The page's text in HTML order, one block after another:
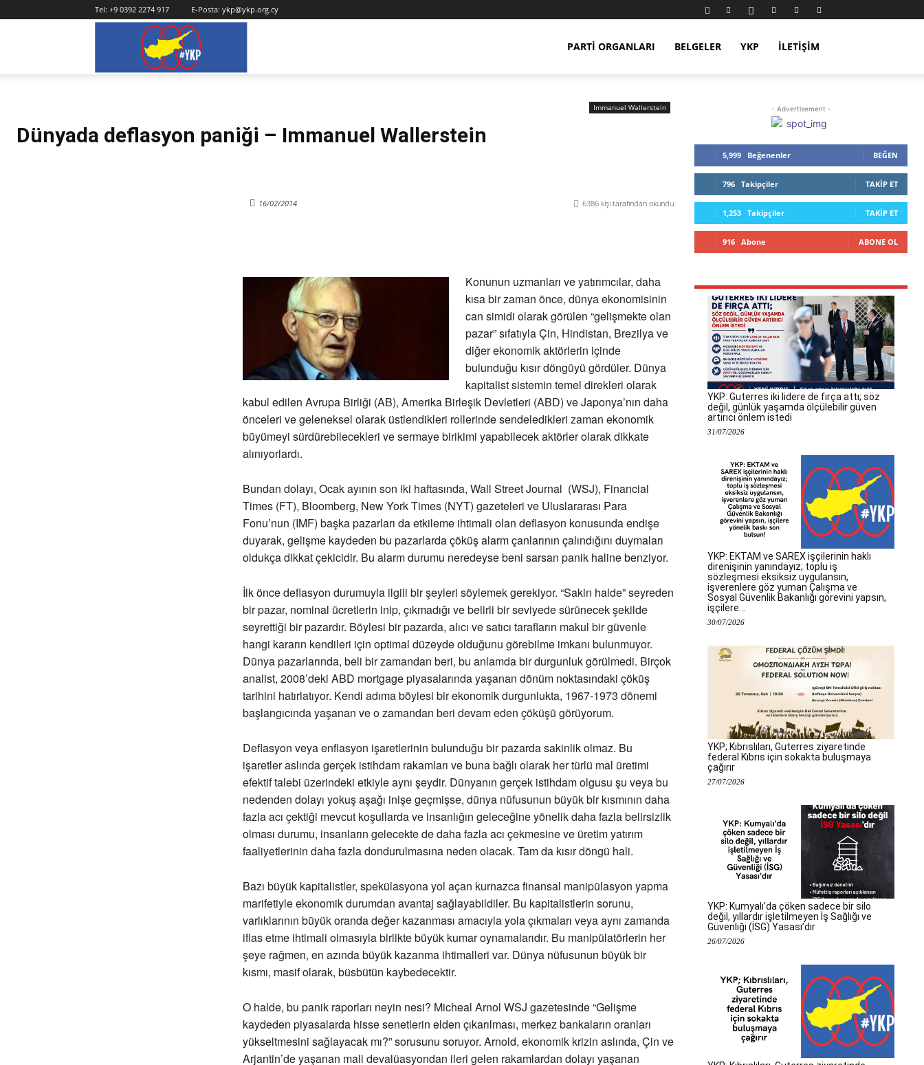
Tel: +9 0392 2274 917 E-Posta: ykp@ykp.org.cy
PARTI ORGANLARI BELGELER YKP İLETIŞIM
Immanuel Wallerstein
Dünyada deflasyon paniği – Immanuel Wallerstein
6386kişi tarafından okundu
16/02/2014
Konunun uzmanları ve yatırımcılar, daha
kısa bir zaman önce, dünya ekonomisinin
can simidi olarak görülen “gelişmekte olan
pazar” sıfatıyla Çin, Hindistan, Brezilya ve
diğer ekonomik aktörlerin içinde
bulunduğu kısır döngüyü gördüler. Dünya
kapitalist sistemin temel direkleri olarak
kabul edilen Avrupa Birliği (AB), Amerika Birleşik Devletleri (ABD) ve Japonya’nın daha
önceleri ve geleneksel olarak üstlendikleri rollerinde sendeledikleri zaman ekonomik
büyümeyi sürdürebilecekleri ve sermaye birikimi yapabilecek aktörler olarak dikkate
alınıyorlardı.
Bundan dolayı, Ocak ayının son iki haftasında, Wall Street Journal (WSJ), Financial
Times (FT), Bloomberg, New York Times (NYT) gazeteleri ve Uluslararası Para
Fonu’nun (IMF) başka pazarları da etkileme ihtimali olan deflasyon konusunda endişe
duyarak, gelişme kaydeden bu pazarlarda çöküş alarm çanlarının çalındığını duymaları
oldukça dikkat çekicidir. Bu alarm durumu neredeyse beni sarsan panik haline benziyor.
İlk önce deflasyon durumuyla ilgili bir şeyleri söylemek gerekiyor. “Sakin halde” seyreden
bir pazar, nominal ücretlerin inip, çıkmadığı ve belirli bir seviyede sürünecek şekilde
seyrettiği bir pazardır. Böylesi bir pazarda, alıcı ve satıcı tarafların makul bir güvenle
hangi kararın kendileri için optimal düzeyde olduğunu görebilme imkanı bulunmuyor.
Dünya pazarlarında, beli bir zamandan beri, bu anlamda bir durgunluk görülmedi. Birçok
analist, 2008’deki ABD mortgage piyasalarında yaşanan dönüm noktasındaki çöküş
tarihini hatırlatıyor. Kendi adıma böylesi bir ekonomik durgunlukta, 1967-1973 dönemi
başlangıcında yaşanan ve o zamandan beri devam eden çöküşü görüyorum.
Deflasyon veya enflasyon işaretlerinin bulunduğu bir pazarda sakinlik olmaz. Bu
işaretler aslında gerçek istihdam rakamları ve buna bağlı olarak her türlü mal üretimi
efektif talebi üzerindeki etkiyle aynı şeydir. Dünyanın gerçek istihdam olgusu şu veya bu
nedenden dolayı yokuş aşağı inişe geçmişse, dünya nüfusunun büyük bir kısmının daha
fazla acı çektiği mevcut koşullarda ve insanlığın geleceğine yönelik daha fazla belirsizlik
olması durumu, insanların gelecekte de daha fazla acı çekmesine ve üretim yatırım
faaliyetlerinin daha fazla dondurulmasına neden olacak. Tam da kısır döngü hali.
Bazı büyük kapitalistler, spekülasyona yol açan kurnazca finansal manipülasyon yapma
marifetiyle ekonomik durumdan avantaj sağlayabildiler. Bu kapitalistlerin sorunu,
varlıklarının büyük oranda değer kazanması amacıyla yola çıkmaları veya aynı zamanda
iflas etme ihtimali olmasıyla birlikte büyük kumar oynamalarıdır. Bu manipülatörlerin her
şeye rağmen, en azında büyük kazanma ihtimalleri var. Dünya nüfusunun büyük bir
kısmı, masif olarak, büsbütün kaybedecektir.
O halde, bu panik raporları neyin nesi? Micheal Arnol WSJ gazetesinde “Gelişme
kaydeden piyasalarda hisse senetlerin elden çıkarılması, merkez bankaların oranları
yükseltmesini sağlayacak mı?” sorusunu soruyor. Arnold, ekonomik krizin aslında, Çin ve
Arjantin’de yaşanan mali devalüasyondan ileri gelen rakamlardan dolayı yaşanan
- Advertisement -
5,999 Beğenenler BEĞEN
796 Takipçiler TAKIP ET
1,253 Takipçiler TAKIP ET
916 Abone ABONE OL
YKP: Guterres iki lidere de fırça attı; söz
değil, günlük yaşamda ölçülebilir güven
artırıcı önlem istedi
31/07/2026
YKP: EKTAM ve SAREX işçilerinin haklı
direnişinin yanındayız; toplu iş
sözleşmesi eksiksiz uygulansın,
işverenlere göz yuman Çalışma ve
Sosyal Güvenlik Bakanlığı görevini yapsın,
işçilere...
30/07/2026
YKP; Kıbrıslıları, Guterres ziyaretinde
federal Kıbrıs için sokakta buluşmaya
çağırır
27/07/2026
YKP: Kumyalı’da çöken sadece bir silo
değil, yıllardır işletilmeyen İş Sağlığı ve
Güvenliği (İSG) Yasası’dır
26/07/2026